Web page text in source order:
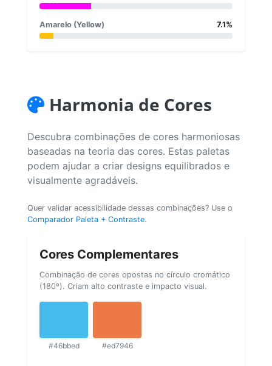
Amarelo (Yellow) 7.1%
Harmonia de Cores
Descubra combinações de cores harmoniosas
baseadas na teoria das cores. Estas paletas
podem ajudar a criar designs equilibrados e
visualmente agradáveis.
Quer validar acessibilidade dessas combinações? Use o
Comparador Paleta + Contraste.
Cores Complementares
Combinação de cores opostas no círculo cromático
(180º). Criam alto contraste e impacto visual.
#46bbed #ed7946